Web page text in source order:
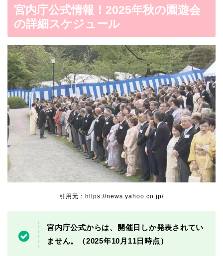
宮内庁公式情報！2025年秋の園遊会
の詳細スケジュール
引用元：https://news.yahoo.co.jp/
宮内庁公式からは、開催日しか発表されてい
ません。（2025年10月11日時点）